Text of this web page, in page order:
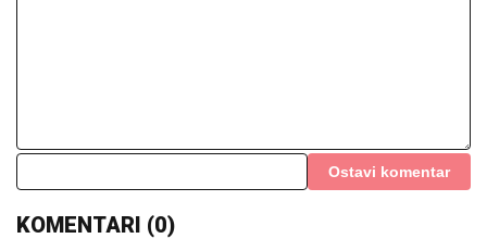
Ostavi komentar
KOMENTARI (0)